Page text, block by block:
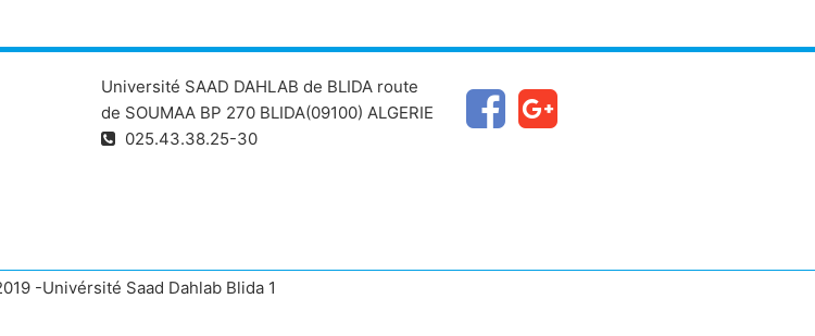
Université SAAD DAHLAB de BLIDA route
de SOUMAA BP 270 BLIDA(09100) ALGERIE
025.43.38.25-30
-Univérsité Saad Dahlab Blida 1